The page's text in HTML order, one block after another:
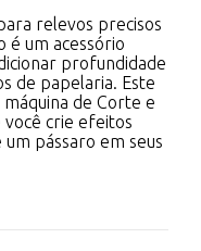
relevos precisos
é um acessório
profundidade
de papelaria. Este
de Corte e
você crie efeitos
pássaro em seus